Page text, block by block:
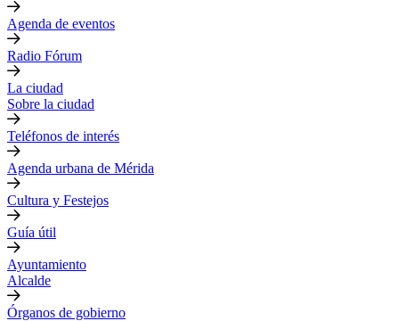
Agenda de eventos
Radio Fórum
La ciudad
Sobre la ciudad
Teléfonos de interés
Agenda urbana de Mérida
Cultura y Festejos
Guía útil
Ayuntamiento
Alcalde
Órganos de gobierno